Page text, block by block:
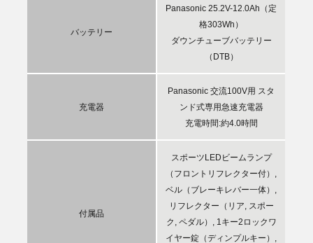
バッテリー
Panasonic 25.2V-12.0Ah（定
格303Wh）
ダウンチューブバッテリー
（DTB）
充電器
Panasonic 交流100V用 スタ
ンド式専用急速充電器
充電時間:約4.0時間
付属品
スポーツLEDビームランプ
（フロントリフレクター付）,
ベル（ブレーキレバー一体）,
リフレクター（リア, スポー
ク, ペダル）, 1キー2ロックワ
イヤー錠（ディンプルキー）,